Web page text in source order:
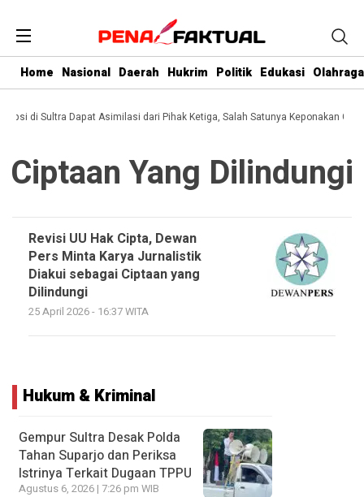
Home Nasional Daerah Hukrim Politik Edukasi Olahraga
di Sultra Dapat Asimilasi dari Pihak Ketiga, Salah Satunya Keponakan
Ciptaan Yang Dilindungi
Revisi UU Hak Cipta, Dewan
Pers Minta Karya Jurnalistik
Diakui sebagai Ciptaan yang
Dilindungi
25 April 2026 - 16:37 WITA
Hukum & Kriminal
Gempur Sultra Desak Polda
Tahan Suparjo dan Periksa
Istrinya Terkait Dugaan TPPU
Agustus 6, 2026 | 7:26 pm WIB